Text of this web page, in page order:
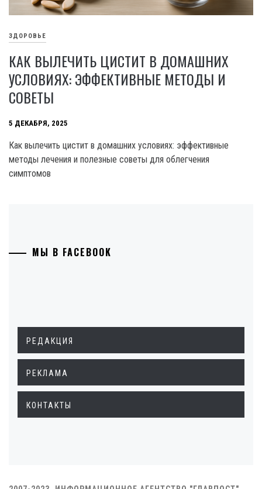
ЗДОРОВЬЕ
КАК ВЫЛЕЧИТЬ ЦИСТИТ В ДОМАШНИХ
УСЛОВИЯХ: ЭФФЕКТИВНЫЕ МЕТОДЫ И
СОВЕТЫ
5 ДЕКАБРЯ, 2025
Как вылечить цистит в домашних условиях: эффективные
методы лечения и полезные советы для облегчения
симптомов
МЫ В FACEBOOK
РЕДАКЦИЯ
РЕКЛАМА
КОНТАКТЫ